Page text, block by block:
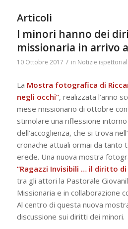
Articoli
I minori hanno dei
missionaria in arrivo
10 Ottobre 2017 / in Notizie ispettoriali
La Mostra fotografica di
negli occhi”, realizzata l’anno
mese missionario di ottobre
stimolare una riflessione
dell’accoglienza, che si trova
cronache attuali ormai da tanto
erede. Una nuova mostra
“Ragazzi Invisibili … il diritto di
tra gli attori la Pastorale
Missionaria e in collaborazione
Al centro di questa nuova
discussione sui diritti dei minori.